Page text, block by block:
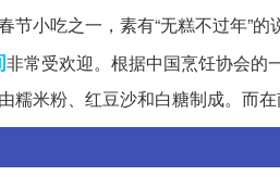
节小吃之一，素有“无糕不过年”
非常受欢迎。根据中国烹饪协会的
糯米粉、红豆沙和白糖制成。而